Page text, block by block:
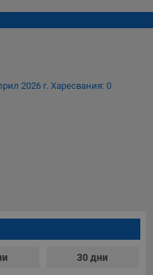
2026 г. Харесвания: 0
30 дни